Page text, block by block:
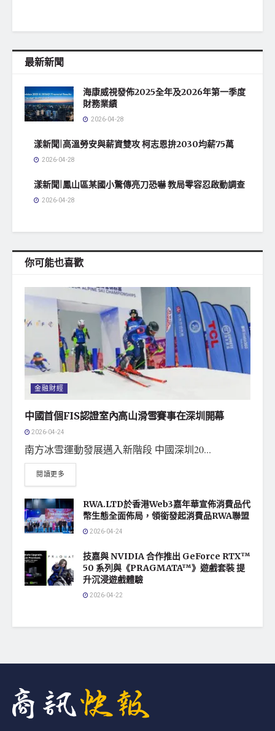
最新新聞
海康威視發佈2025全年及2026年第一季度
財務業績
2026-04-28
漾新聞|高溫勞安與薪資雙攻 柯志恩拚2030均薪75萬
2026-04-28
漾新聞|鳳山區某國小驚傳亮刀恐嚇 教局零容忍啟動調查
2026-04-28
你可能也喜歡
金融財經
中國首個FIS認證室內高山滑雪賽事在深圳開幕
2026-04-24
南方冰雪運動發展邁入新階段 中國深圳20...
閱讀更多
RWA.LTD於香港Web3嘉年華宣佈消費品代
幣生態全面佈局，領銜發起消費品RWA聯盟
2026-04-24
技嘉與 NVIDIA 合作推出 GeForce RTX™
50 系列與《PRAGMATA™》遊戲套裝 提
升沉浸遊戲體驗
2026-04-22